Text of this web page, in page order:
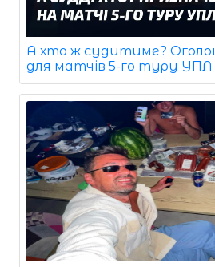
А хто ж судитиме?
для матчів 5-го туру УПЛ